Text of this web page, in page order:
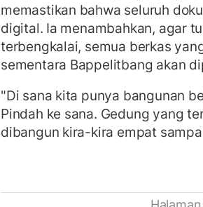
memastikan bahwa seluruh
digital. Ia menambahkan, agar
terbengkalai, semua berkas
sementara Bappelitbang akan
"Di sana kita punya bangunan
Pindah ke sana. Gedung yang
dibangun kira-kira empat